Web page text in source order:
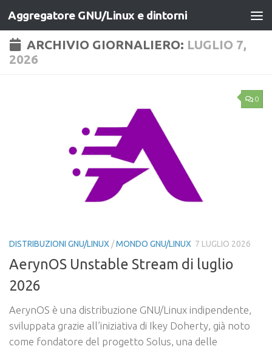
Salta al contenuto
Aggregatore GNU/Linux e dintorni
ARCHIVIO GIORNALIERO: LUGLIO 7,
2026
0
DISTRIBUZIONI GNU/LINUX /MONDO GNU/LINUX 7 LUGLIO 2026
AerynOS Unstable Stream di luglio
2026
AerynOS è una distribuzione GNU/Linux indipendente,
sviluppata grazie all’iniziativa di Ikey Doherty, già noto
come fondatore del progetto Solus, una delle